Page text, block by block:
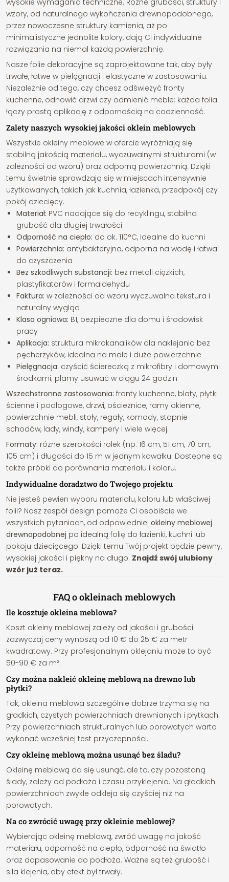
wysokie wymagania techniczne. Różne grubości, struktury i
wzory, od naturalnego wykończenia drewnopodobnego,
przez nowoczesne struktury kamienia, aż po
minimalistyczne jednolite kolory, dają Ci indywidualne
rozwiązania na niemal każdą powierzchnię.
Nasze folie dekoracyjne są zaprojektowane tak, aby były
trwałe, łatwe w pielęgnacji i elastyczne w zastosowaniu.
Niezależnie od tego, czy chcesz odświeżyć fronty
kuchenne, odnowić drzwi czy odmienić meble: każda folia
łączy prostą aplikację z odpornością na codzienność.
Zalety naszych wysokiej jakości oklein meblowych
Wszystkie okleiny meblowe w ofercie wyróżniają się
stabilną jakością materiału, wyczuwalnymi strukturami (w
zależności od wzoru) oraz odporną powierzchnią. Dzięki
temu świetnie sprawdzają się w miejscach intensywnie
użytkowanych, takich jak kuchnia, łazienka, przedpokój czy
pokój dziecięcy.
Materiał: PVC nadające się do recyklingu, stabilna
grubość dla długiej trwałości
Odporność na ciepło: do ok. 110°C, idealne do kuchni
Powierzchnia: antybakteryjna, odporna na wodę i łatwa
do czyszczenia
Bez szkodliwych substancji: bez metali ciężkich,
plastyfikatorów i formaldehydu
Faktura: w zależności od wzoru wyczuwalna tekstura i
naturalny wygląd
Klasa ogniowa: B1, bezpieczne dla domu i środowisk
pracy
Aplikacja: struktura mikrokanalików dla naklejania bez
pęcherzyków, idealna na małe i duże powierzchnie
Pielęgnacja: czyścić ściereczką z mikrofibry i domowymi
środkami; plamy usuwać w ciągu 24 godzin
Wszechstronne zastosowania: fronty kuchenne, blaty, płytki
ścienne i podłogowe, drzwi, ościeżnice, ramy okienne,
powierzchnie mebli, stoły, regały, komody, stopnie
schodów, lady, windy, kampery i wiele więcej.
Formaty: różne szerokości rolek (np. 16 cm, 51 cm, 70 cm,
105 cm) i długości do 15 m w jednym kawałku. Dostępne są
także próbki do porównania materiału i koloru.
Indywidualne doradztwo do Twojego projektu
Nie jesteś pewien wyboru materiału, koloru lub właściwej
folii? Nasz zespół design pomoże Ci osobiście we
wszystkich pytaniach, od odpowiedniej okleiny meblowej
drewnopodobnej po idealną folię do łazienki, kuchni lub
pokoju dziecięcego. Dzięki temu Twój projekt będzie pewny,
wysokiej jakości i piękny na długo. Znajdź swój ulubiony
wzór już teraz.
FAQ o okleinach meblowych
Ile kosztuje okleina meblowa?
Koszt okleiny meblowej zależy od jakości i grubości:
zazwyczaj ceny wynoszą od 10 € do 25 € za metr
kwadratowy. Przy profesjonalnym oklejaniu może to być
50-90 € za m².
Czy można nakleić okleinę meblową na drewno lub
płytki?
Tak, okleina meblowa szczególnie dobrze trzyma się na
gładkich, czystych powierzchniach drewnianych i płytkach.
Przy powierzchniach strukturalnych lub porowatych warto
wykonać wcześniej test przyczepności.
Czy okleinę meblową można usunąć bez śladu?
Okleinę meblową da się usunąć, ale to, czy pozostaną
ślady, zależy od podłoża i czasu przyklejenia. Na gładkich
powierzchniach zwykle odkleja się czyściej niż na
porowatych.
Na co zwrócić uwagę przy okleinie meblowej?
Wybierając okleinę meblową, zwróć uwagę na jakość
materiału, odporność na ciepło, odporność na światło
oraz dopasowanie do podłoża. Ważne są też grubość i
siła klejenia, aby efekt był trwały.